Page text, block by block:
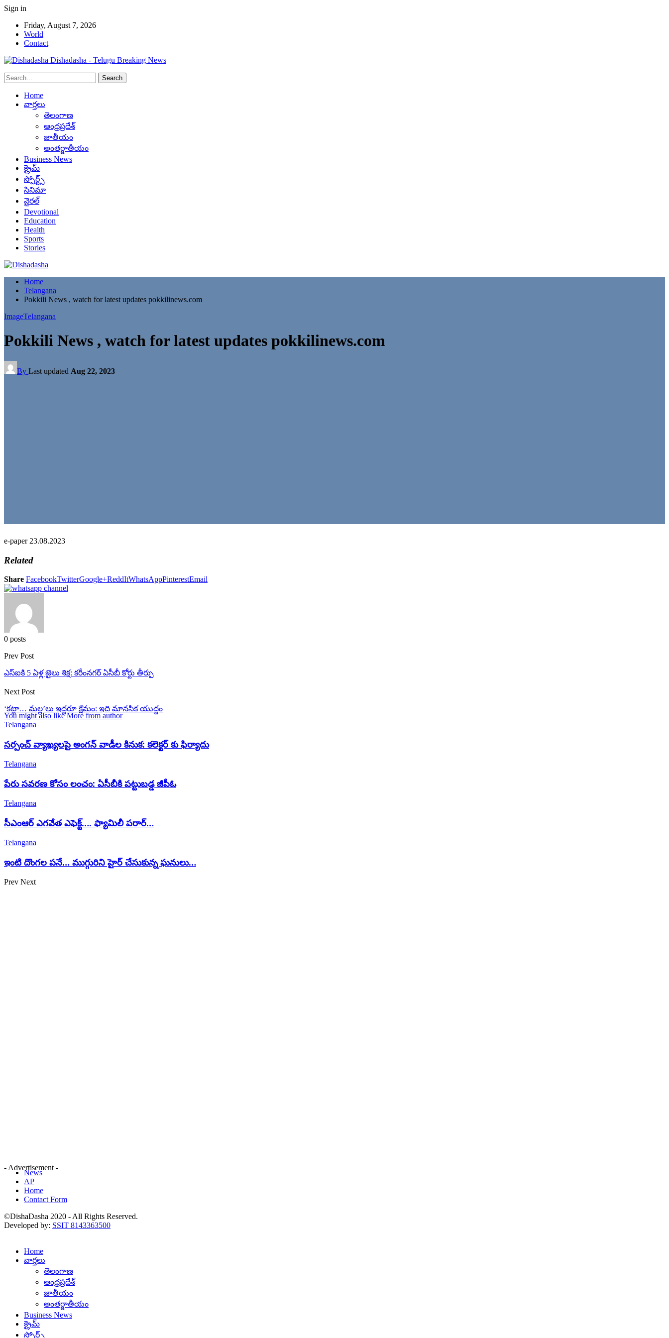
Sign in
Friday, August 7, 2026
World
Contact
Dishadasha - Telugu Breaking News
Home
వార్తలు
తెలంగాణ
ఆంధ్రప్రదేశ్
జాతీయం
అంతర్జాతీయం
Business News
క్రైమ్
స్పోర్ట్స్
సినిమా
వైరల్
Devotional
Education
Health
Sports
Stories
Home
Telangana
Pokkili News , watch for latest updates pokkilinews.com
ImageTelangana
Pokkili News , watch for latest updates pokkilinews.com
By Last updated Aug 22, 2023
e-paper 23.08.2023
Related
Share FacebookTwitterGoogle+ReddItWhatsAppPinterestEmail
0 posts
Prev Post
ఎస్ఐకి 5 ఏళ్ల జైలు శిక్ష: కరీంనగర్ ఏసీబీ కోర్టు తీర్పు
Next Post
‘కట్టా… మల్ల’లు ఇద్దరూ క్షేమం: ఇది మానసిక యుద్దం
You might also like More from author
Telangana
సర్పంచ్ వ్యాఖ్యలపై అంగన్ వాడీల కినుక: కలెక్టర్ కు ఫిర్యాదు
Telangana
పేరు సవరణ కోసం లంచం: ఏసీబీకి పట్టుబడ్డ జీపీఓ
Telangana
సీఎంఆర్ ఎగవేత ఎఫెక్ట్…. ఫ్యామిలీ పరార్…
Telangana
ఇంటి దొంగల పనే… ముగ్గురిని హైర్ చేసుకున్న ఘనులు…
Prev Next
- Advertisement -
News
AP
Home
Contact Form
©DishaDasha 2020 - All Rights Reserved.
Developed by: SSIT 8143363500
Home
వార్తలు
తెలంగాణ
ఆంధ్రప్రదేశ్
జాతీయం
అంతర్జాతీయం
Business News
క్రైమ్
స్పోర్ట్స్